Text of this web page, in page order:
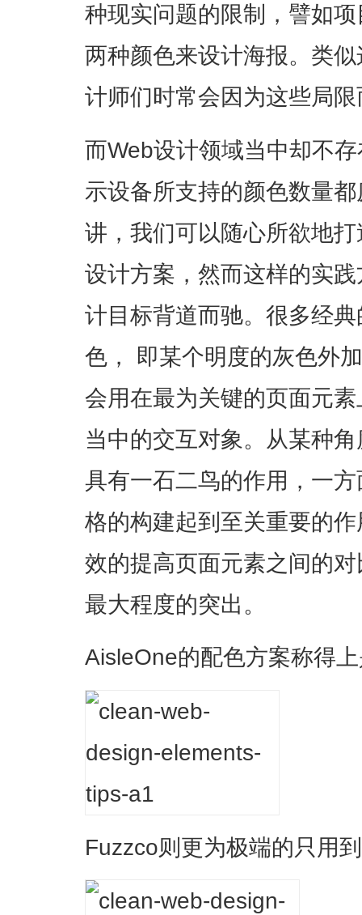
种现实问题的限制，譬如
两种颜色来设计海报。类
计师们时常会因为这些局
而Web设计领域当中却不
示设备所支持的颜色数量
讲，我们可以随心所欲地
设计方案，然而这样的实
计目标背道而驰。很多经
色， 即某个明度的灰色外
会用在最为关键的页面元
当中的交互对象。从某种
具有一石二鸟的作用，一
格的构建起到至关重要的
效的提高页面元素之间的
最大程度的突出。
AisleOne的配色方案称得
Fuzzco则更为极端的只用